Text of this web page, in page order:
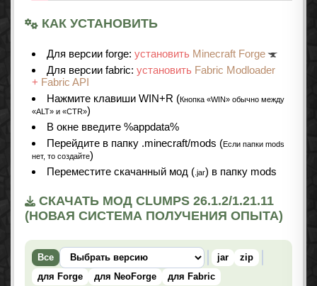
КАК УСТАНОВИТЬ
Для версии forge: установить Minecraft Forge
Для версии fabric: установить Fabric Modloader
+ Fabric API
Нажмите клавиши WIN+R (Кнопка «WIN» обычно между
«ALT» и «CTR»)
В окне введите %appdata%
Перейдите в папку .minecraft/mods (Если папки mods
нет, то создайте)
Переместите скачанный мод ( .jar) в папку mods
СКАЧАТЬ МОД CLUMPS 26.1.2/1.21.11
(НОВАЯ СИСТЕМА ПОЛУЧЕНИЯ ОПЫТА)
Все jar
zip
для Forge
для NeoForge для Fabric